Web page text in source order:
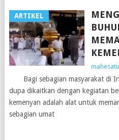
ARTIKEL
Bagi sebagian masyarakat di
dupa dikaitkan dengan kegiatan
kemenyan adalah alat untuk
sebagian umat